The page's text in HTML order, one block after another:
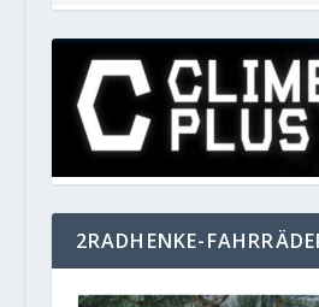
2RADHENKE-